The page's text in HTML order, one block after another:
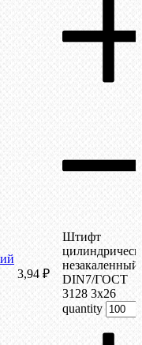
3,94 ₽
Штифт
незакаленный
DIN7/ГОСТ
3128 3х26
quantity